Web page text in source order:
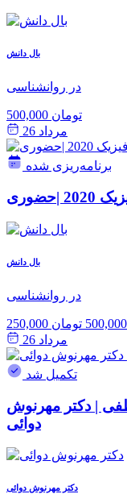
بال دانش
در روانشناسی
500,000 تومان
مرداد 26
برنامه‌ریزی شده
بال دانش
در روانشناسی
500,000 تومان
مرداد 26
تکمیل شد
| دکتر مهرنوش
دوائی
دکتر مهرنوش دوائی